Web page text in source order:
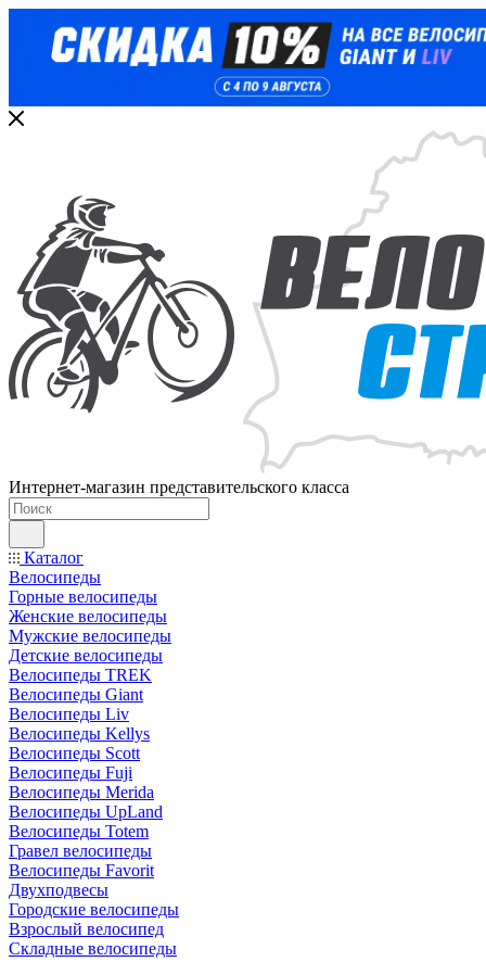
Интернет-магазин представительского класса
Каталог
Велосипеды
Горные велосипеды
Женские велосипеды
Мужские велосипеды
Детские велосипеды
Велосипеды TREK
Велосипеды Giant
Велосипеды Liv
Велосипеды Kellys
Велосипеды Scott
Велосипеды Fuji
Велосипеды Merida
Велосипеды UpLand
Велосипеды Totem
Гравел велосипеды
Велосипеды Favorit
Двухподвесы
Городские велосипеды
Взрослый велосипед
Складные велосипеды